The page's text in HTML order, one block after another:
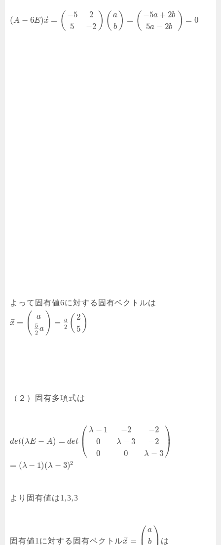
(A − 6E)x = ( −5
5
2
−2 ) ( a
b ) = ( −5a + 2b
5a − 2b ) = 0
よって固有値6に対する固有ベクトルは
x⃗ = ( a
5
2 a ) = a
2 ( 2
5 )
（２）固有多項式は
det(λE − A) = det ⎛
⎝
⎜ λ − 1
0
0
−2
λ − 3
0
−2
−2
λ − 3
⎞
⎠⎟
= (λ − 1)(λ − 3)2
より固有値は1,3,3
固有値1に対する固有ベクトルx = ⎛ a
b ⎞ は